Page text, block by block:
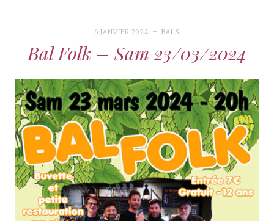
6 JANVIER 2024 BALS
Bal Folk – Sam 23/03/2024